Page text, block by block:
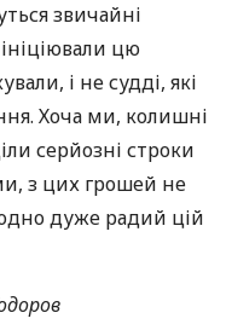
звичайні
цю
і не судді, які
Хоча ми, колишні
серйозні строки
з цих грошей не
дуже радий цій